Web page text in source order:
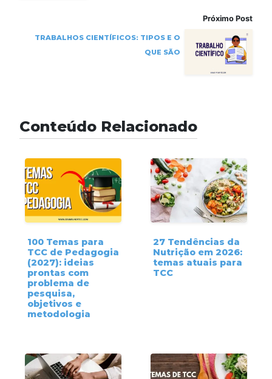
Próximo Post
TRABALHOS CIENTÍFICOS: TIPOS E O
QUE SÃO
Conteúdo Relacionado
100 Temas para
TCC de Pedagogia
(2027): ideias
prontas com
problema de
pesquisa,
objetivos e
metodologia
27 Tendências da
Nutrição em 2026:
temas atuais para
TCC